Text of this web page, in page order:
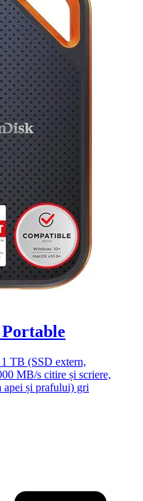
TB (SSD extern,
MB/s citire și scriere,
apei și prafului) gri